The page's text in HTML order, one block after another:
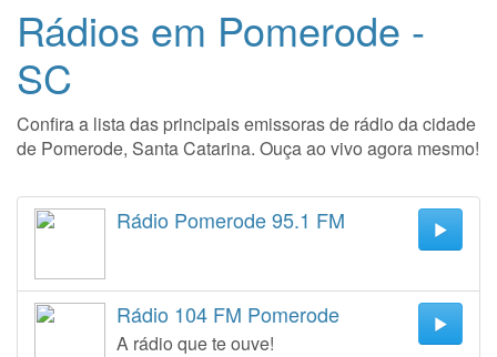
Rádios em Pomerode -
SC
Confira a lista das principais emissoras de rádio da cidade
de Pomerode, Santa Catarina. Ouça ao vivo agora mesmo!
Rádio Pomerode 95.1 FM
Rádio 104 FM Pomerode
A rádio que te ouve!